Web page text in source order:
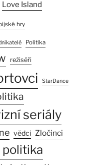
Love Island
hry
Politika
režiséři
StarDance
seriály
vědci Zločinci
politika